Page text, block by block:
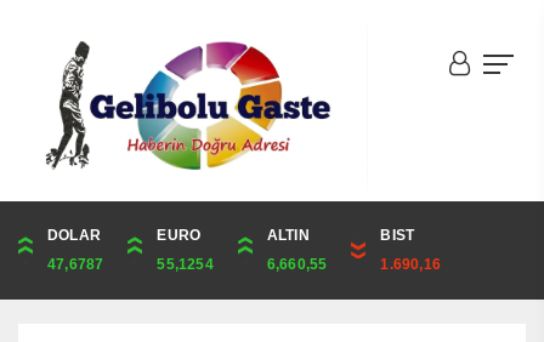
DOLAR
47,6787
EURO
55,1254
ALTIN
6,660,55
BIST
1.690,16
ONS
4,341,81
ALTIN
6,660,55
ÇEYREK
10,889,99
CUMHURİYET
44,829,00